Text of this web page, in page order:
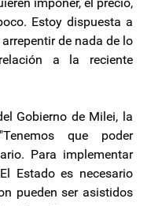
Estoy dispuesta a
de nada de lo
a la reciente
Gobierno de Milei, la
que poder
Para implementar
Estado es necesario
pueden ser asistidos